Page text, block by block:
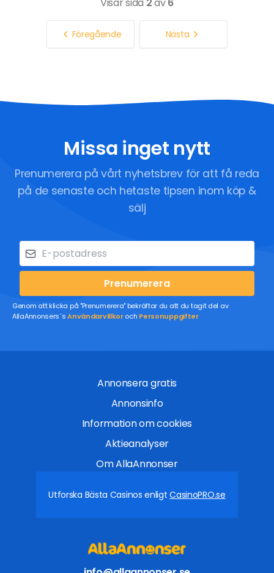
Visar sida 2av6
Föregående Nästa
Missa inget nytt
Prenumerera på vårt nyhetsbrev för att få reda
på de senaste och hetaste tipsen inom köp &
sälj
Prenumerera
Genom att klicka på "Prenumerera" bekräftar du att du tagit del av
AllaAnnonsers´sAnvändarvillkoroch Personuppgifter
Annonsera gratis
Annonsinfo
Information om cookies
Aktieanalyser
Om AllaAnnonser
Utforska Bästa Casinos enligtCasinoPRO.se